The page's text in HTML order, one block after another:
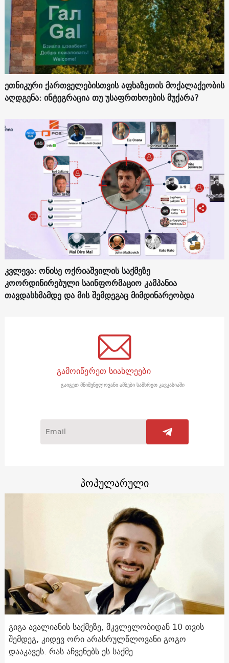
ეთნიკური ქართველებისთვის აფხაზეთის მოქალაქეობის
აღდგენა: ინტეგრაცია თუ უსაფრთხოების მუქარა?
კვლევა: ონისე ოქრიაშვილის საქმეზე
კოორდინირებული საინფორმაციო კამპანია
თავდასხმამდე და მის შემდეგაც მიმდინარეობდა
გამოიწერეთ სიახლეები
გაიგეთ მნიშვნელოვანი ამბები სამხრეთ კავკასიაში
პოპულარული
გიგა ავალიანის საქმეზე, მკვლელობიდან 10 თვის
შემდეგ, კიდევ ორი არასრულწლოვანი გოგო
დააკავეს. რას აჩვენებს ეს საქმე